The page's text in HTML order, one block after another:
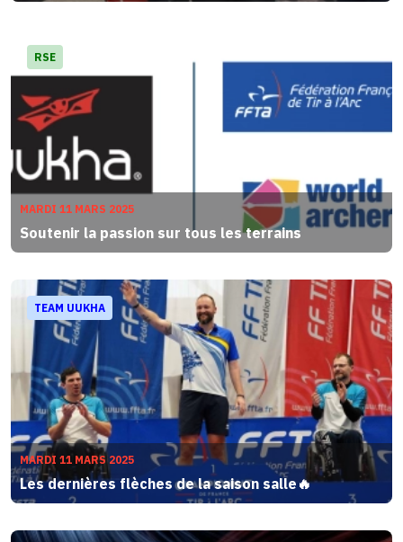
RSE
MARDI 11 MARS 2025
Soutenir la passion sur tous les terrains
TEAM UUKHA
MARDI 11 MARS 2025
Les dernières flèches de la saison salle🔥